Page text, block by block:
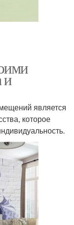
и
является
которое